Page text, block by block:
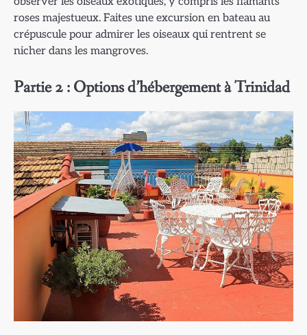
roses majestueux. Faites une excursion en bateau au
crépuscule pour admirer les oiseaux qui rentrent se
nicher dans les mangroves.
Partie 2 : Options d’hébergement à Trinidad